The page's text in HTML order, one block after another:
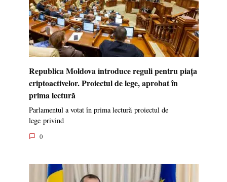
Republica Moldova introduce reguli pentru piața
criptoactivelor. Proiectul de lege, aprobat în
prima lectură
Parlamentul a votat în prima lectură proiectul de
lege privind
0